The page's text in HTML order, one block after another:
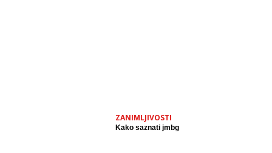
ZANIMLJIVOSTI
Kako saznati jmbg